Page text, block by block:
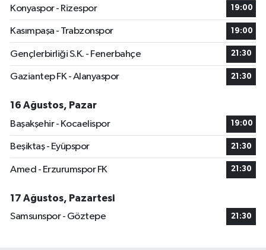
Konyaspor - Rizespor
19:00
Kasımpaşa - Trabzonspor 19:00
Gençlerbirliği S.K. - Fenerbahçe 21:30
Gaziantep FK - Alanyaspor 21:30
16 Ağustos, Pazar
Başakşehir - Kocaelispor
19:00
Beşiktaş - Eyüpspor 21:30
Amed - Erzurumspor FK 21:30
17 Ağustos, Pazartesi
Samsunspor - Göztepe
21:30